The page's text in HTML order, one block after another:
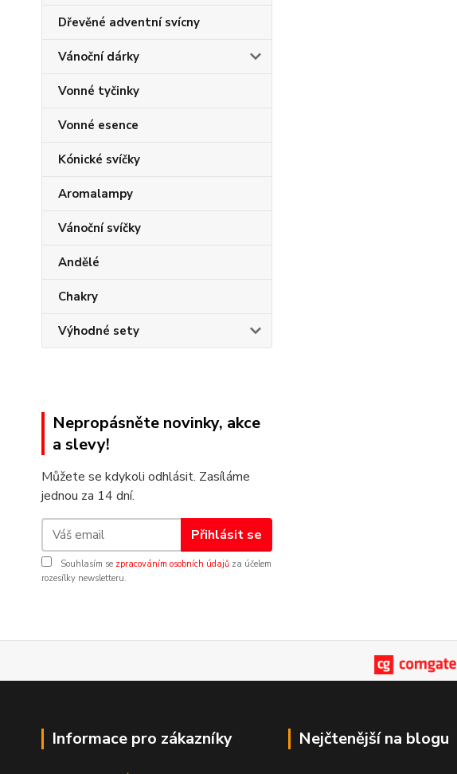
Dřevěné adventní svícny
Vánoční dárky
Vonné tyčinky
Vonné esence
Kónické svíčky
Aromalampy
Vánoční svíčky
Andělé
Chakry
Výhodné sety
Nepropásněte novinky, akce
a slevy!
Můžete se kdykoli odhlásit. Zasíláme
jednou za 14 dní.
Přihlásit se
Souhlasím se zpracováním osobních údajů za účelem
rozesílky newsletteru.
Informace pro zákazníky Nejčtenější na blogu